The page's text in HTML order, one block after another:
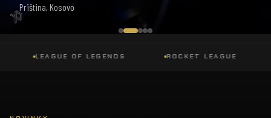
Priština, Kosovo
LEAGUE OF LEGENDS ROCKET LEAGUE